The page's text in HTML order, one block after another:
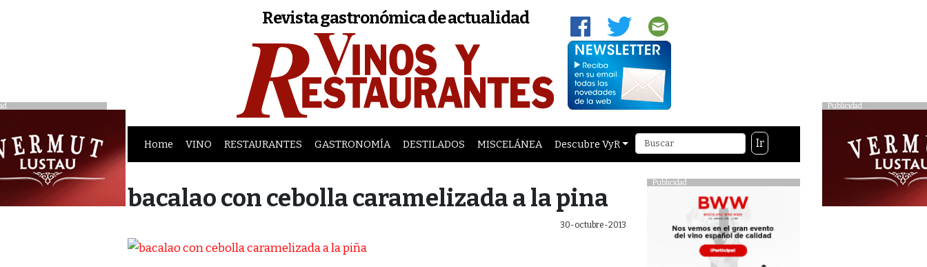
Publicidad
Revista gastronómica de actualidad
Home VINO RESTAURANTES GASTRONOMÍA DESTILADOS MISCELÁNEA Descubre VyR Ir
bacalao con cebolla caramelizada a la pina
30-octubre-2013
Publicidad